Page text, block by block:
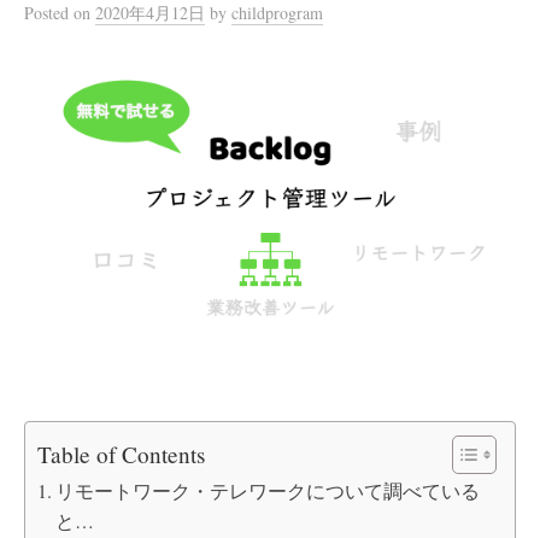
Posted on 2020年4月12日 by childprogram
Table of Contents
リモートワーク・テレワークについて調べている
と…